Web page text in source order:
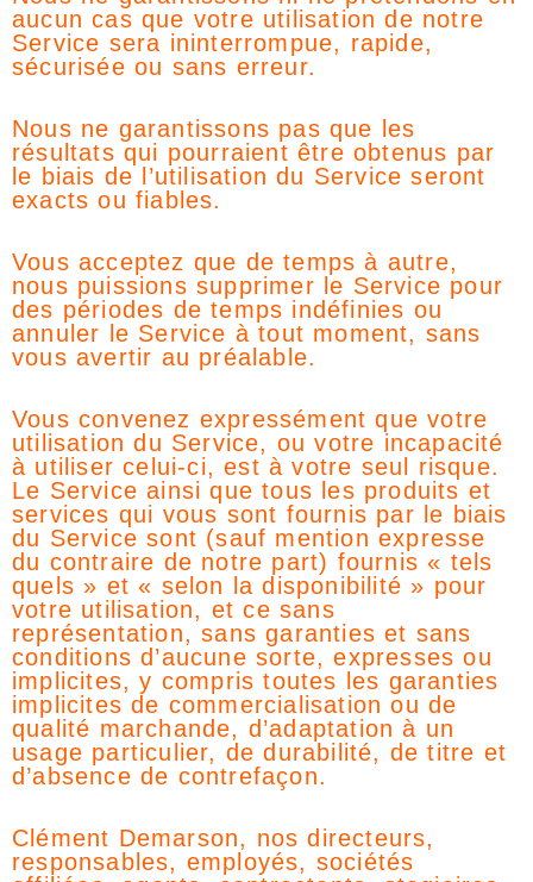
aucun cas que votre utilisation de notre
Service sera ininterrompue, rapide,
sécurisée ou sans erreur.
Nous ne garantissons pas que les
résultats qui pourraient être obtenus par
le biais de l’utilisation du Service seront
exacts ou fiables.
Vous acceptez que de temps à autre,
nous puissions supprimer le Service pour
des périodes de temps indéfinies ou
annuler le Service à tout moment, sans
vous avertir au préalable.
Vous convenez expressément que votre
utilisation du Service, ou votre incapacité
à utiliser celui-ci, est à votre seul risque.
Le Service ainsi que tous les produits et
services qui vous sont fournis par le biais
du Service sont (sauf mention expresse
du contraire de notre part) fournis « tels
quels » et « selon la disponibilité » pour
votre utilisation, et ce sans
représentation, sans garanties et sans
conditions d’aucune sorte, expresses ou
implicites, y compris toutes les garanties
implicites de commercialisation ou de
qualité marchande, d’adaptation à un
usage particulier, de durabilité, de titre et
d’absence de contrefaçon.
Clément Demarson, nos directeurs,
responsables, employés, sociétés